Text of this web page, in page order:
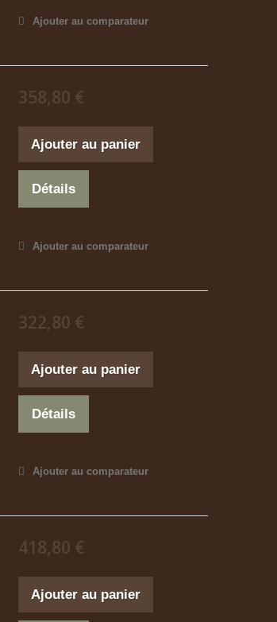
Ajouter au comparateur
358,80 €
Ajouter au panier
Détails
Ajouter au comparateur
322,80 €
Ajouter au panier
Détails
Ajouter au comparateur
418,80 €
Ajouter au panier